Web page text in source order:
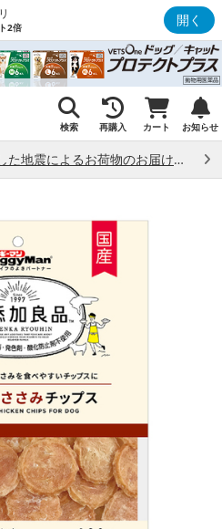
2倍 開く
検索 再購入 カート お知らせ
熊本県熊本地方で発生した地震によるお荷物のお届け状況について （7/28）